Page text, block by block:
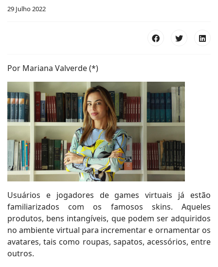
29 Julho 2022
Por Mariana Valverde (*)
Usuários e jogadores de games virtuais já estão
familiarizados com os famosos skins. Aqueles
produtos, bens intangíveis, que podem ser adquiridos
no ambiente virtual para incrementar e ornamentar os
avatares, tais como roupas, sapatos, acessórios, entre
outros.